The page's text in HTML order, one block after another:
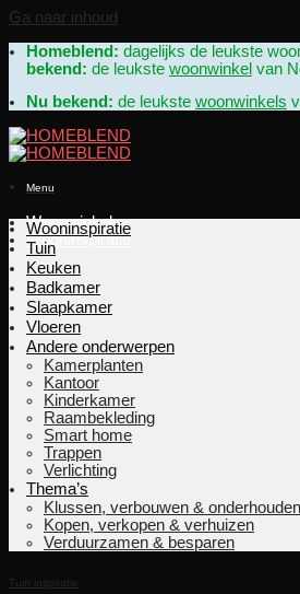
Ga naar inhoud
Homeblend: dagelijks de leukste
bekend: de leukste woonwinkel van
Nu bekend: de leukste woonwinkels
Menu
Woonwinkels
Wooninspiratie
Wooninspiratie
Tuin
Keuken
Badkamer
Slaapkamer
Vloeren
Andere onderwerpen
Kamerplanten
Kantoor
Kinderkamer
Raambekleding
Smart home
Trappen
Verlichting
Thema’s
Klussen, verbouwen & onderhouden
Kopen, verkopen & verhuizen
Verduurzamen & besparen
Tuin inspiratie